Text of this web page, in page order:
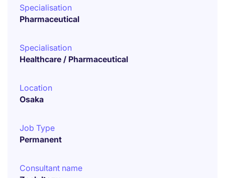
Specialisation
Pharmaceutical
Specialisation
Healthcare / Pharmaceutical
Location
Osaka
Job Type
Permanent
Consultant name